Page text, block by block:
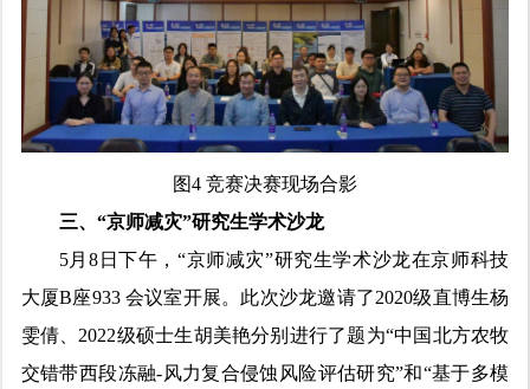
图4 竞赛决赛现场合影
三、“京师减灾”研究生学术沙龙
5月8日下午，“京师减灾”研究生学术沙龙在京师科技
大厦B座933 会议室开展。此次沙龙邀请了2020级直博生杨
雯倩、2022级硕士生胡美艳分别进行了题为“中国北方农牧
交错带西段冻融-风力复合侵蚀风险评估研究”和“基于多模